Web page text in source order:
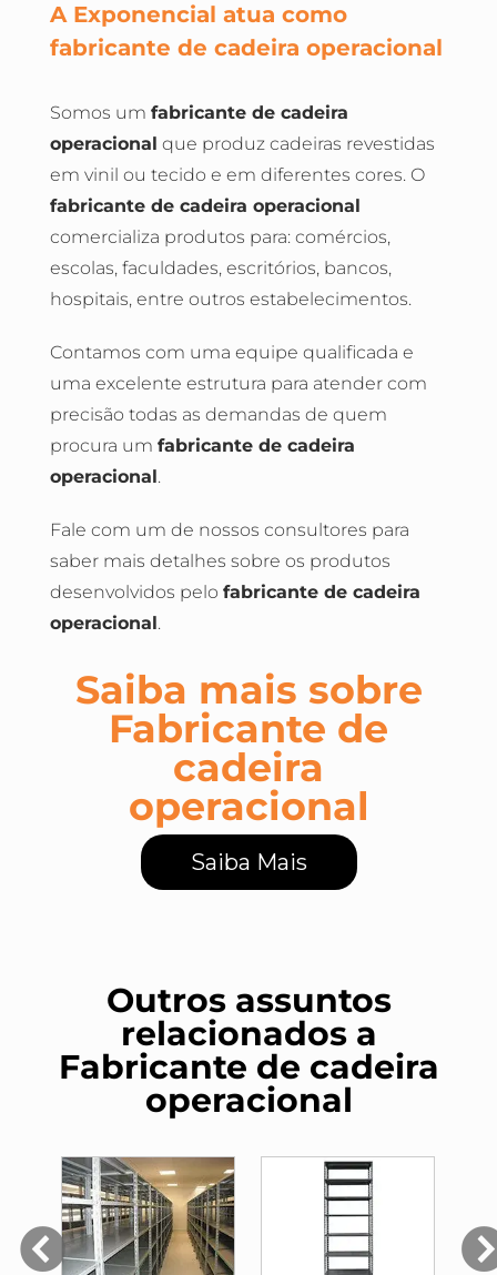
A Exponencial atua como
fabricante de cadeira operacional
Somos um fabricante de cadeira
operacional que produz cadeiras revestidas
em vinil ou tecido e em diferentes cores. O
fabricante de cadeira operacional
comercializa produtos para: comércios,
escolas, faculdades, escritórios, bancos,
hospitais, entre outros estabelecimentos.
Contamos com uma equipe qualificada e
uma excelente estrutura para atender com
precisão todas as demandas de quem
procura um fabricante de cadeira
operacional.
Fale com um de nossos consultores para
saber mais detalhes sobre os produtos
desenvolvidos pelo fabricante de cadeira
operacional.
Saiba mais sobre
Fabricante de
cadeira
operacional
Saiba Mais
Outros assuntos
relacionados a
Fabricante de cadeira
operacional